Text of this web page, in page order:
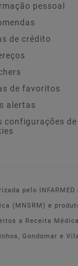
pessoal
de crédito
de favoritos
alertas
configurações de
pelo
(MNSRM) e
a Receita
Gondomar e